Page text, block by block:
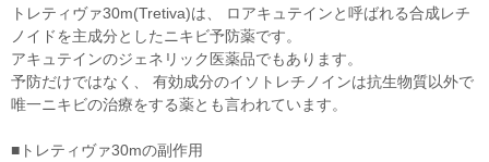
トレティヴァ30m(Tretiva)は、 ロアキュテインと呼ばれる合成レチ
ノイドを主成分としたニキビ予防薬です。
アキュテインのジェネリック医薬品でもあります。
予防だけではなく、 有効成分のイソトレチノインは抗生物質以外で
唯一ニキビの治療をする薬とも言われています。
■トレティヴァ30mの副作用